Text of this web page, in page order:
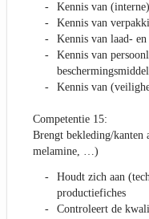
Kennis van
Kennis van
Kennis van laad-
Kennis van
Kennis van
Competentie 15:
Brengt bekleding/kanten
melamine, …)
Houdt zich aan
productiefiches
Controleert de